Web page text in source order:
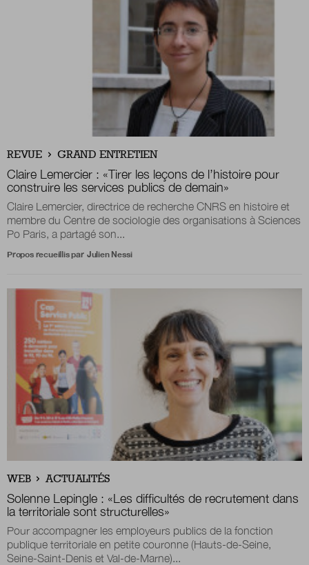
REVUE GRAND ENTRETIEN
Claire Lemercier : «Tirer les leçons de l’histoire pour
construire les services publics de demain»
Claire Lemercier, directrice de recherche CNRS en histoire et
membre du Centre de sociologie des organisations à Sciences
Po Paris, a partagé son...
Propos recueillis par Julien Nessi
WEB ACTUALITÉS
Solenne Lepingle : «Les difficultés de recrutement dans
la territoriale sont structurelles»
Pour accompagner les employeurs publics de la fonction
publique territoriale en petite couronne (Hauts-de-Seine,
Seine-Saint-Denis et Val-de-Marne)...